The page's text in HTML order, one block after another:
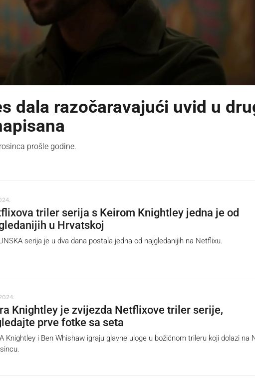
dala razočaravajući uvid u
prošle godine.
triler serija s Keirom Knightley jedna je od
u Hrvatskoj
serija je u dva dana postala jedna od najgledanijih na Netflixu.
Knightley je zvijezda Netflixove triler serije,
prve fotke sa seta
Knightley i Ben Whishaw igraju glavne uloge u božićnom trileru koji dolazi na